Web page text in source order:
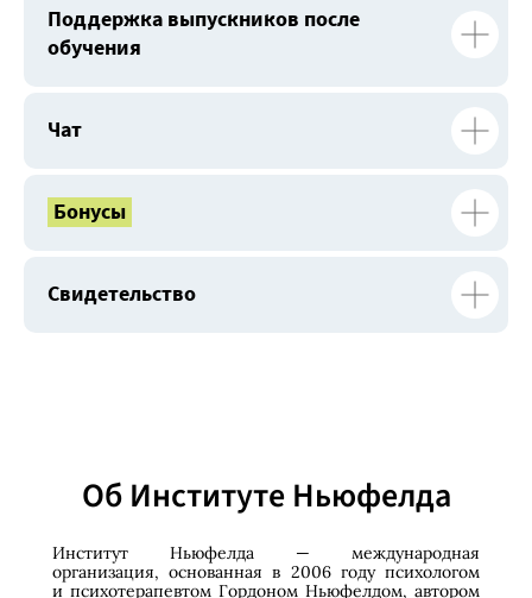
Поддержка выпускников после
обучения
Чат
Бонусы
Свидетельство
Об Институте Ньюфелда
Институт Ньюфелда — международная
организация, основанная в 2006 году психологом
и психотерапевтом Гордоном Ньюфелдом, автором